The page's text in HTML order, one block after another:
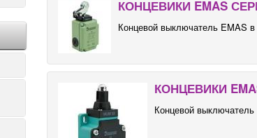
КОНЦЕВИКИ EMAS
Концевой выключатель EMAS
КОНЦЕВИКИ
Концевой